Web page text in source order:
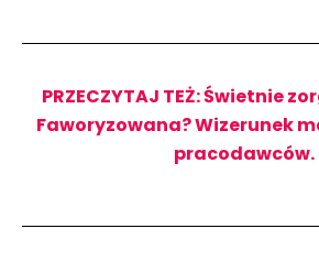
PRZECZYTAJ TEŻ: Świetnie
Faworyzowana? Wizerunek
pracodawców.